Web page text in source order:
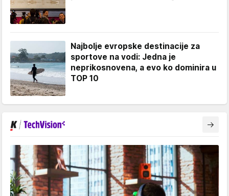
Najbolje evropske destinacije za
sportove na vodi: Jedna je
neprikosnovena, a evo ko dominira u
TOP 10